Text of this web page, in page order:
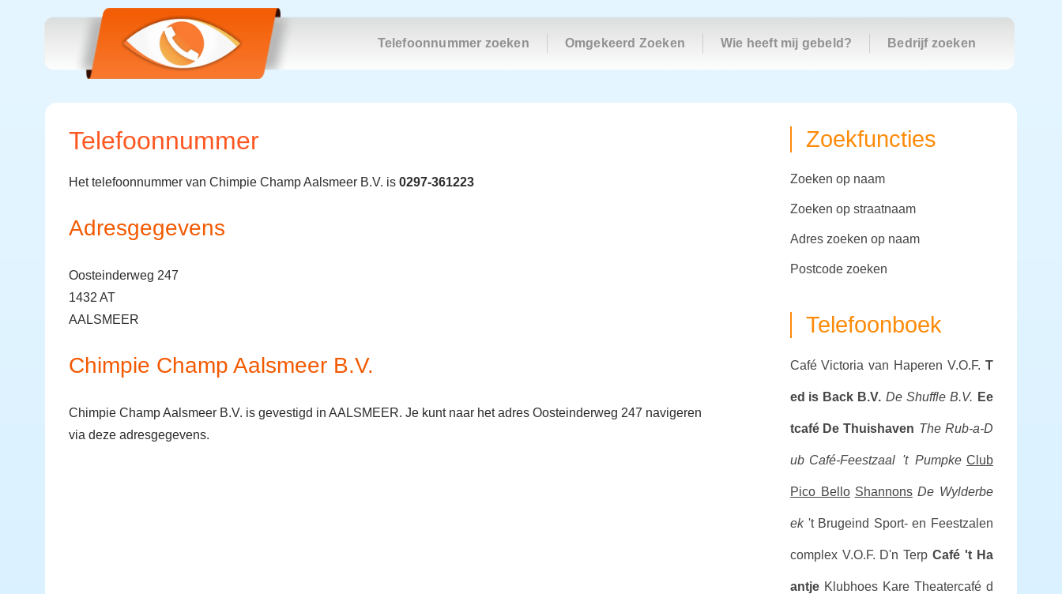
Telefoonnummer zoeken Omgekeerd Zoeken Wie heeft mij gebeld? Bedrijf zoeken
Telefoonnummer
Het telefoonnummer van Chimpie Champ Aalsmeer B.V. is 0297-361223
Adresgegevens
Oosteinderweg 247
1432 AT
AALSMEER
Chimpie Champ Aalsmeer B.V.
Chimpie Champ Aalsmeer B.V. is gevestigd in AALSMEER. Je kunt naar het adres Oosteinderweg 247 navigeren
via deze adresgegevens.
Zoekfuncties
zoeken op naam
zoeken op straatnaam
adres zoeken op naam
postcode zoeken
Telefoonboek
Café Victoria van Haperen V.O.F. T
ed is Back B.V. De Shuffle B.V. Ee
tcafé De Thuishaven The Rub-a-D
ub Café-Feestzaal 't Pumpke Club
Pico Bello Shannons De Wylderbe
ek 't Brugeind Sport- en Feestzalen
complex V.O.F. D'n Terp Café 't Ha
antje Klubhoes Kare Theatercafé d